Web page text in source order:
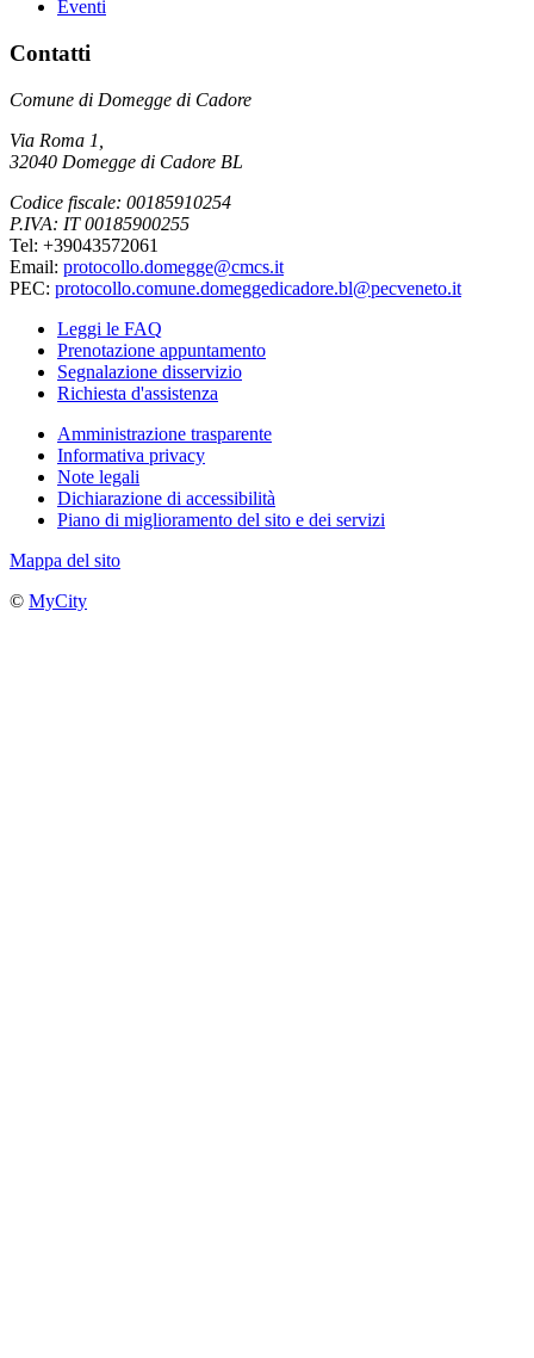
Eventi
Contatti
Comune di Domegge di Cadore
Via Roma 1,
32040 Domegge di Cadore BL
Codice fiscale: 00185910254
P.IVA: IT 00185900255
Tel: +39043572061
Email: protocollo.domegge@cmcs.it
PEC: protocollo.comune.domeggedicadore.bl@pecveneto.it
Leggi le FAQ
Prenotazione appuntamento
Segnalazione disservizio
Richiesta d'assistenza
Amministrazione trasparente
Informativa privacy
Note legali
Dichiarazione di accessibilità
Piano di miglioramento del sito e dei servizi
Mappa del sito
© MyCity